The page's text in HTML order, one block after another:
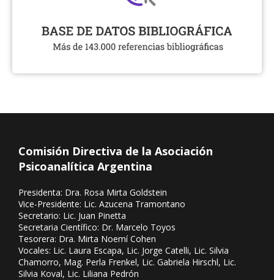
Comisión Directiva de la Asociación
Psicoanalítica Argentina
Presidenta: Dra. Rosa Mirta Goldstein
Vice-Presidente: Lic. Azucena Tramontano
Secretario: Lic. Juan Pinetta
Secretaria Científico: Dr. Marcelo Toyos
Tesorera: Dra. Mirta Noemí Cohen
Vocales: Lic. Laura Escapa, Lic. Jorge Catelli, Lic. Silvia
Chamorro, Mag. Perla Frenkel, Lic. Gabriela Hirschl, Lic.
Silvia Koval, Lic. Liliana Pedrón